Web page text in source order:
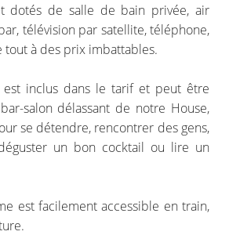
dotés de salle de bain privée, air
télévision par satellite, téléphone,
tout à des prix imbattables.
inclus dans le tarif et peut être
salon délassant de notre House,
se détendre, rencontrer des gens,
un bon cocktail ou lire un
est facilement accessible en train,